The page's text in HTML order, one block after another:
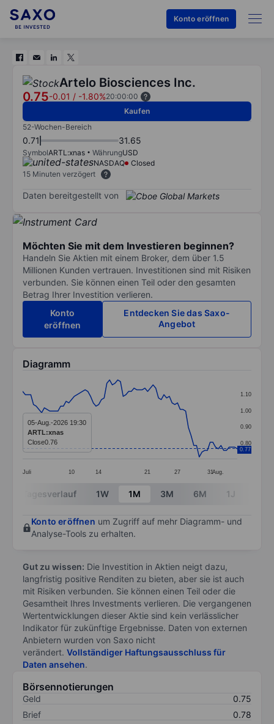
Konto eröffnen
Artelo Biosciences Inc.
0.75-0.01 / -1.80%20:00:00
Kaufen
52-Wochen-Bereich
0.71 31.65
SymbolARTL:xnas WährungUSD
NASDAQ
Closed
15 Minuten verzögert
Daten bereitgestellt von
Möchten Sie mit dem Investieren beginnen?
Handeln Sie Aktien mit einem Broker, dem über 1.5
Millionen Kunden vertrauen. Investitionen sind mit Risiken
verbunden. Sie können einen Teil oder den gesamten
Betrag Ihrer Investition verlieren.
Konto
eröffnen
Entdecken Sie das Saxo-
Angebot
Diagramm
Line chart with 80 data points.
The chart has 1 X axis displaying categories.
The chart has 1 Y axis displaying values. Data ranges
Juli 10 14 21 27 31Aug.
0.80
0.90
1.00
1.10
0.77
05-Aug.-2026 19:30
ARTL:xnas
Close0.76
End of interactive chart.
Tagesverlauf 1W 1M 3M 6M 1J
Konto eröffnen um Zugriff auf mehr Diagramm- und
Analyse-Tools zu erhalten.
Gut zu wissen: Die Investition in Aktien neigt dazu,
langfristig positive Renditen zu bieten, aber sie ist auch
mit Risiken verbunden. Sie können einen Teil oder die
Gesamtheit Ihres Investments verlieren. Die vergangenen
Wertentwicklungen dieser Aktie sind kein verlässlicher
Indikator für zukünftige Ergebnisse. Daten von externen
Anbietern wurden von Saxo nicht
verändert. Vollständiger Haftungsausschluss für
Daten ansehen.
Börsennotierungen
Geld
0.75
Brief
0.78